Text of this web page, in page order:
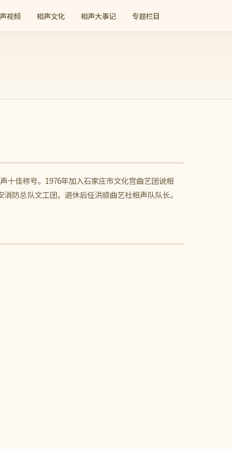
视频 相声文化 相声大事记 专题栏目
十佳称号。1976年加入石家庄市文化宫曲艺团说相
防总队文工团，退休后任洪顺曲艺社相声队队长。